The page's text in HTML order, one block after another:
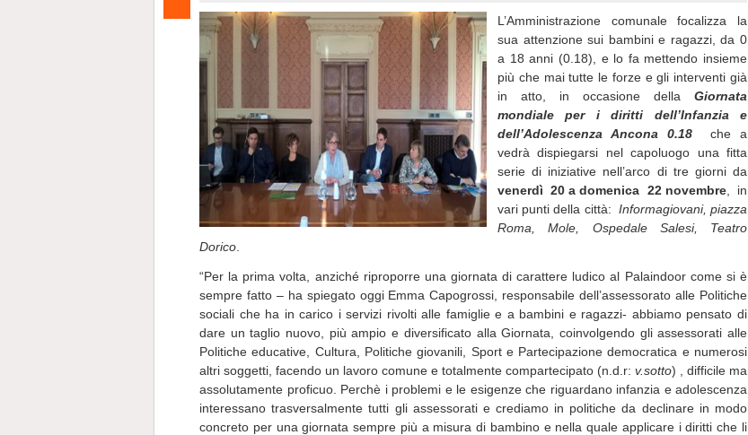
L’Amministrazione comunale focalizza la
sua attenzione sui bambini e ragazzi, da 0
a 18 anni (0.18), e lo fa mettendo insieme
più che mai tutte le forze e gli interventi già
in atto, in occasione della Giornata
mondiale per i diritti dell’Infanzia e
dell’Adolescenza Ancona 0.18
che a
vedrà dispiegarsi nel capoluogo una fitta
serie di iniziative nell’arco di tre giorni da
venerdì 20 a domenica 22 novembre, in
vari punti della città: Informagiovani, piazza
Roma, Mole, Ospedale Salesi, Teatro
Dorico
“Per la prima volta, anziché riproporre una giornata di carattere ludico al Palaindoor come si è
sempre fatto – ha spiegato oggi Emma Capogrossi, responsabile dell’assessorato alle Politiche
sociali che ha in carico i servizi rivolti alle famiglie e a bambini e ragazzi- abbiamo pensato di
dare un taglio nuovo, più ampio e diversificato alla Giornata, coinvolgendo gli assessorati alle
Politiche educative, Cultura, Politiche giovanili, Sport e Partecipazione democratica e numerosi
altri soggetti, facendo un lavoro comune e totalmente compartecipato (n.d.r: v.sotto) , difficile ma
assolutamente proficuo. Perchè i problemi e le esigenze che riguardano infanzia e adolescenza
interessano trasversalmente tutti gli assessorati e crediamo in politiche da declinare in modo
concreto per una giornata sempre più a misura di bambino e nella quale applicare i diritti che li